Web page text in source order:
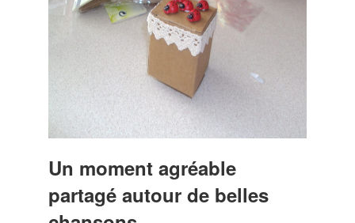
Un moment agréable
partagé autour de belles